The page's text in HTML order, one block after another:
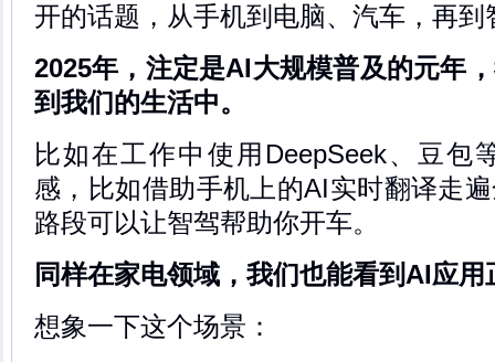
开的话题，从手机到电脑、汽车，再
2025年，注定是AI大规模普及的元年
到我们的生活中。
比如在工作中使用DeepSeek、豆包
感，比如借助手机上的AI实时翻译走
路段可以让智驾帮助你开车。
同样在家电领域，我们也能看到AI应
想象一下这个场景：